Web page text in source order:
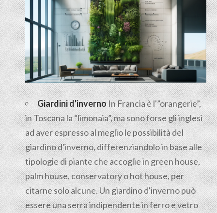
Giardini d'invernoIn Francia è l'”orangerie”,
in Toscana la “limonaia”, ma sono forse gli inglesi
ad aver espresso al meglio le possibilità del
giardino d'inverno, differenziandolo in base alle
tipologie di piante che accoglie in green house,
palm house, conservatory o hot house, per
citarne solo alcune. Un giardino d'inverno può
essere una serra indipendente in ferro e vetro